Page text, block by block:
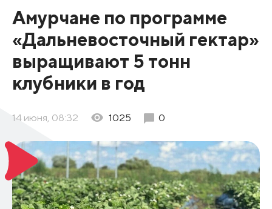
Амурчане по программе
«Дальневосточный гектар»
выращивают 5 тонн
клубники в год
14 июня, 08:32 1025 0